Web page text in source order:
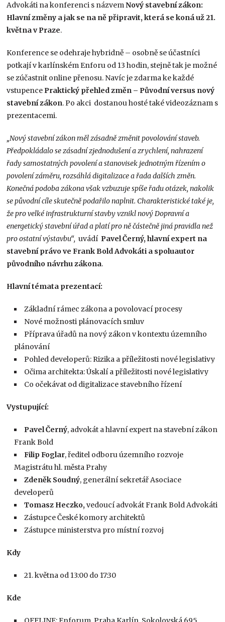
Advokáti na konferenci s názvemNový stavební zákon:
Hlavní změny a jak se na ně připravit, která se koná už 21.
května v Praze.
Konference se odehraje hybridně – osobně se účastníci
potkají v karlínském Enforu od 13 hodin, stejně tak je možné
se zúčastnit online přenosu. Navíc je zdarma ke každé
vstupence Praktický přehled změn – Původní versus nový
stavební zákon. Po akci dostanou hosté také videozáznam s
prezentacemi.
„Nový stavební zákon měl zásadně změnit povolování staveb.
Předpokládalo se zásadní zjednodušení a zrychlení, nahrazení
řady samostatných povolení a stanovisek jednotným řízením o
povolení záměru, rozsáhlá digitalizace a řada dalších změn.
Konečná podoba zákona však vzbuzuje spíše řadu otázek, nakolik
se původní cíle skutečně podařilo naplnit. Charakteristické také je,
že pro velké infrastrukturní stavby vznikl nový Dopravní a
energetický stavební úřad a platí pro ně částečně jiná pravidla než
pro ostatní výstavbu“,uvádí Pavel Černý, hlavní expert na
stavební právo ve Frank Bold Advokáti a spoluautor
původního návrhu zákona.
Hlavní témata prezentací:
Základní rámec zákona a povolovací procesy
Nové možnosti plánovacích smluv
Příprava úřadů na nový zákon v kontextu územního
plánování
Pohled developerů: Rizika a příležitosti nové legislativy
Očima architekta: Úskalí a příležitosti nové legislativy
Co očekávat od digitalizace stavebního řízení
Vystupující:
Pavel Černý, advokát a hlavní expert na stavební zákon
Frank Bold
Filip Foglar, ředitel odboru územního rozvoje
Magistrátu hl. města Prahy
Zdeněk Soudný, generální sekretář Asociace
developerů
Tomasz Heczko,vedoucí advokát Frank Bold Advokáti
Zástupce České komory architektů
Zástupce ministerstva pro místní rozvoj
Kdy
21. května od 13:00 do 17:30
Kde